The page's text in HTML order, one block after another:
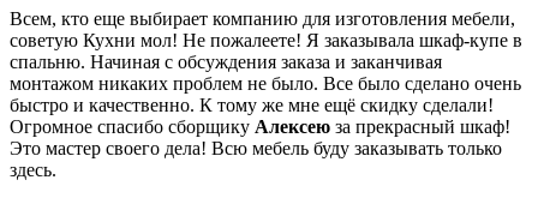
Всем, кто еще выбирает компанию для изготовления мебели,
советую Кухни мол! Не пожалеете! Я заказывала шкаф-купе в
спальню. Начиная с обсуждения заказа и заканчивая
монтажом никаких проблем не было. Все было сделано очень
быстро и качественно. К тому же мне ещё скидку сделали!
Огромное спасибо сборщику Алексею за прекрасный шкаф!
Это мастер своего дела! Всю мебель буду заказывать только
здесь.